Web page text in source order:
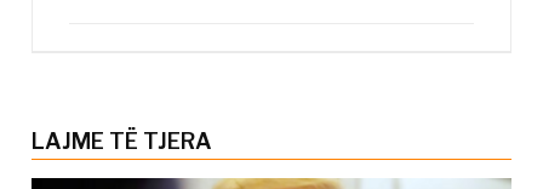
LAJME TË TJERA